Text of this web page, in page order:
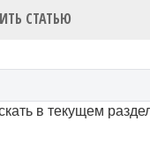
СТАТЬЮ
в текущем